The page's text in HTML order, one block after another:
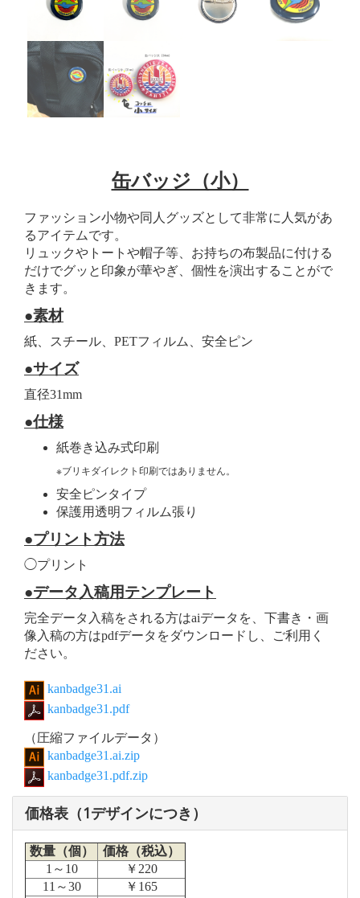
缶バッジ（小）
ファッション小物や同人グッズとして非常に人気があ
るアイテムです。
リュックやトートや帽子等、お持ちの布製品に付ける
だけでグッと印象が華やぎ、個性を演出することがで
きます。
●素材
紙、スチール、PETフィルム、安全ピン
●サイズ
直径31mm
●仕様
紙巻き込み式印刷
※ブリキダイレクト印刷ではありません。
安全ピンタイプ
保護用透明フィルム張り
●プリント方法
◯プリント
●データ入稿用テンプレート
完全データ入稿をされる方はaiデータを、下書き・画
像入稿の方はpdfデータをダウンロードし、ご利用く
ださい。
kanbadge31.ai
kanbadge31.pdf
（圧縮ファイルデータ）
kanbadge31.ai.zip
kanbadge31.pdf.zip
価格表（1デザインにつき）
数量（個）
価格（税込）
1～10
￥220
11～30
￥165